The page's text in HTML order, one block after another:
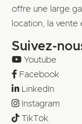
offre une large
location, la
Suivez-
Youtube
Facebook
LinkedIn
Instagram
TikTok